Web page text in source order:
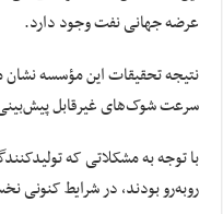
عرضه جهانی نفت وجود دارد.
نتیجه تحقیقات این مؤسسه
سرعت شوک‌های غیرقابل پیش‌بینی
با توجه به مشکلاتی که
روبه‌رو بودند، در شرایط